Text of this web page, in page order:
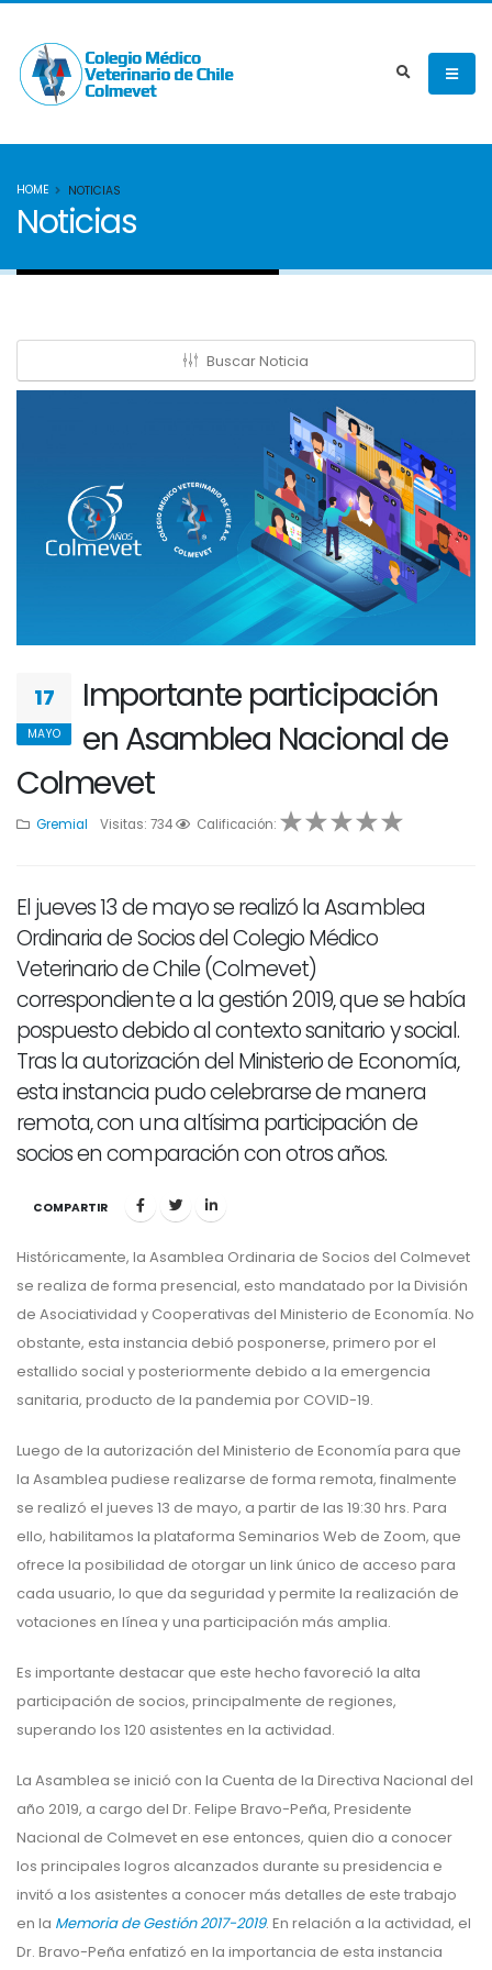
HOME NOTICIAS
Noticias
Buscar Noticia
17
MAYO
Importante participación
en Asamblea Nacional de
Colmevet
Gremial Visitas: 734 Calificación:
1 2 3 4 5
El jueves 13 de mayo se realizó la Asamblea
Ordinaria de Socios del Colegio Médico
Veterinario de Chile (Colmevet)
correspondiente a la gestión 2019, que se había
pospuesto debido al contexto sanitario y social.
Tras la autorización del Ministerio de Economía,
esta instancia pudo celebrarse de manera
remota, con una altísima participación de
socios en comparación con otros años.
COMPARTIR
Históricamente, la Asamblea Ordinaria de Socios del Colmevet
se realiza de forma presencial, esto mandatado por la División
de Asociatividad y Cooperativas del Ministerio de Economía. No
obstante, esta instancia debió posponerse, primero por el
estallido social y posteriormente debido a la emergencia
sanitaria, producto de la pandemia por COVID-19.
Luego de la autorización del Ministerio de Economía para que
la Asamblea pudiese realizarse de forma remota, finalmente
se realizó el jueves 13 de mayo, a partir de las 19:30 hrs. Para
ello, habilitamos la plataforma Seminarios Web de Zoom, que
ofrece la posibilidad de otorgar un link único de acceso para
cada usuario, lo que da seguridad y permite la realización de
votaciones en línea y una participación más amplia.
Es importante destacar que este hecho favoreció la alta
participación de socios, principalmente de regiones,
superando los 120 asistentes en la actividad.
La Asamblea se inició con la Cuenta de la Directiva Nacional del
año 2019, a cargo del Dr. Felipe Bravo-Peña, Presidente
Nacional de Colmevet en ese entonces, quien dio a conocer
los principales logros alcanzados durante su presidencia e
invitó a los asistentes a conocer más detalles de este trabajo
en la Memoria de Gestión 2017-2019. En relación a la actividad, el
Dr. Bravo-Peña enfatizó en la importancia de esta instancia